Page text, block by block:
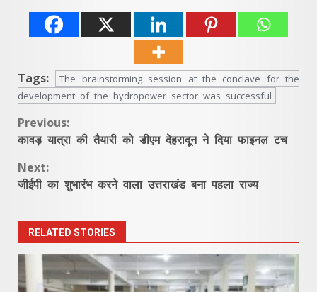
Tags:
The brainstorming session at the conclave for the
development of the hydropower sector was successful
Continue
Reading
Previous:
कावड़ यात्रा की तैयारी को डीएम देहरादून ने दिया फाइनल टच
Next:
जीईपी का शुभारंभ करने वाला उत्तराखंड बना पहला राज्य
RELATED STORIES